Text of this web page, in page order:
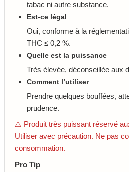
tabac ni autre substance.
Est-ce légal
Oui, conforme à la
THC ≤ 0,2 %.
Quelle est la puissance
Très élevée, déconseillée aux
Comment l’utiliser
Prendre quelques bouffées,
prudence.
⚠️ Produit très puissant réservé
Utiliser avec précaution. Ne pas
consommation.
Pro Tip